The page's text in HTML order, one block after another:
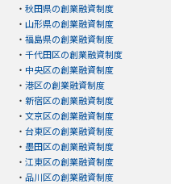
・ 秋田県の創業融資制度
・ 山形県の創業融資制度
・ 福島県の創業融資制度
・ 千代田区の創業融資制度
・ 中央区の創業融資制度
・ 港区の創業融資制度
・ 新宿区の創業融資制度
・ 文京区の創業融資制度
・ 台東区の創業融資制度
・ 墨田区の創業融資制度
・ 江東区の創業融資制度
・ 品川区の創業融資制度